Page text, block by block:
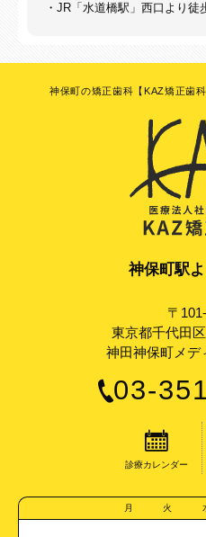
・JR「水道橋駅」西口より徒
神保町の矯正歯科【KAZ矯正歯
神保町駅
〒
東京都千代田
神田神保町メデ
03-
診療カレンダー
月 火